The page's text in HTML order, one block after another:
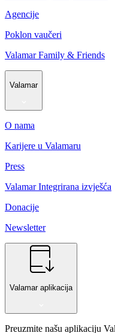
Agencije
Poklon vaučeri
Valamar Family & Friends
Valamar
O nama
Karijere u Valamaru
Press
Valamar Integrirana izvješća
Donacije
Newsletter
Valamar aplikacija
Preuzmite našu aplikaciju